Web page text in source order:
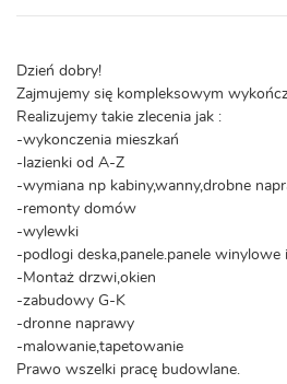
Dzień dobry!
Zajmujemy się kompleksowym
Realizujemy takie zlecenia jak :
-wykonczenia mieszkań
-lazienki od A-Z
-wymiana np kabiny,wanny,drobne
-remonty domów
-wylewki
-podlogi deska,panele.panele winylowe
-Montaż drzwi,okien
-zabudowy G-K
-dronne naprawy
-malowanie,tapetowanie
Prawo wszelki pracę budowlane.